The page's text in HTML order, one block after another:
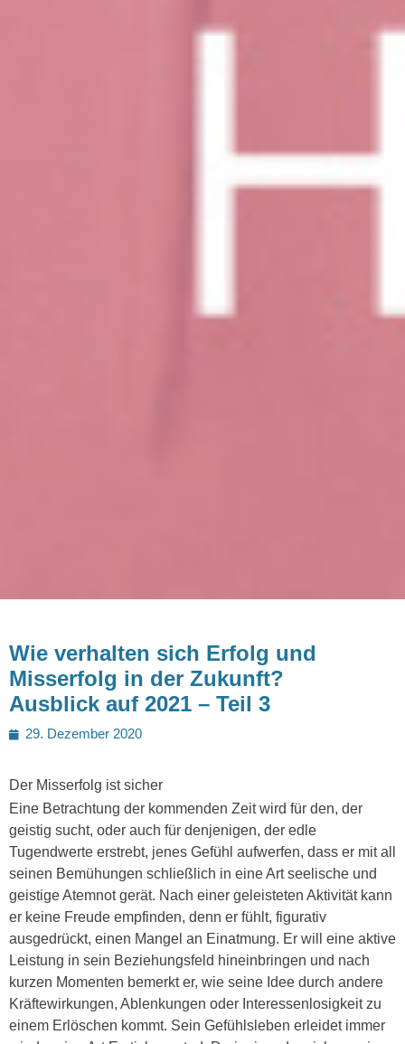
Wie verhalten sich Erfolg und
Misserfolg in der Zukunft?
Ausblick auf 2021 – Teil 3
Posted
29. Dezember 2020
Der Misserfolg ist sicher
Eine Betrachtung der kommenden Zeit wird für den, der
geistig sucht, oder auch für denjenigen, der edle
Tugendwerte erstrebt, jenes Gefühl aufwerfen, dass er mit all
seinen Bemühungen schließlich in eine Art seelische und
geistige Atemnot gerät. Nach einer geleisteten Aktivität kann
er keine Freude empfinden, denn er fühlt, figurativ
ausgedrückt, einen Mangel an Einatmung. Er will eine aktive
Leistung in sein Beziehungsfeld hineinbringen und nach
kurzen Momenten bemerkt er, wie seine Idee durch andere
Kräftewirkungen, Ablenkungen oder Interessenlosigkeit zu
einem Erlöschen kommt. Sein Gefühlsleben erleidet immer